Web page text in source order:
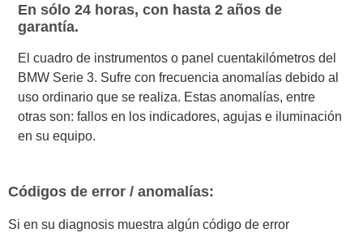
En sólo 24 horas, con hasta 2 años de
garantía.
El cuadro de instrumentos o panel cuentakilómetros del
BMW Serie 3. Sufre con frecuencia anomalías debido al
uso ordinario que se realiza. Estas anomalías, entre
otras son: fallos en los indicadores, agujas e iluminación
en su equipo.
Códigos de error / anomalías:
Si en su diagnosis muestra algún código de error